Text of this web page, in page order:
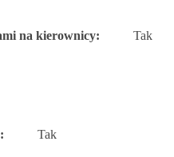
na kierownicy: Tak
Tak